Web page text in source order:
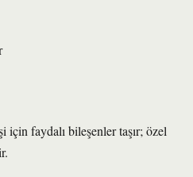
için faydalı bileşenler taşır; özel